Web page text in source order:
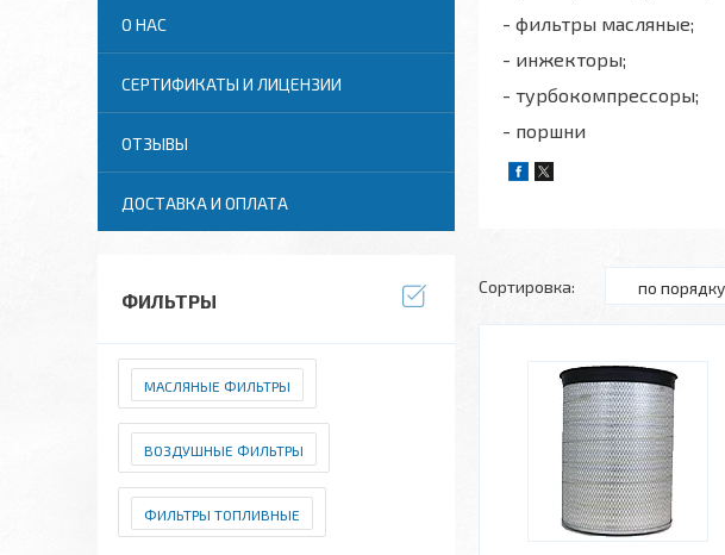
- фильтры масляные;
- инжекторы;
- турбокомпрессоры;
- поршни
О НАС
СЕРТИФИКАТЫ И ЛИЦЕНЗИИ
ОТЗЫВЫ
ДОСТАВКА И ОПЛАТА
ФИЛЬТРЫ
МАСЛЯНЫЕ ФИЛЬТРЫ
ВОЗДУШНЫЕ ФИЛЬТРЫ
ФИЛЬТРЫ ТОПЛИВНЫЕ